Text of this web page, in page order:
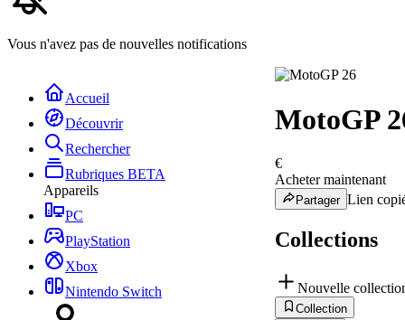
Vous n'avez pas de nouvelles notifications
Accueil
Découvrir
Rechercher
Rubriques BETA
Appareils
PC
PlayStation
Xbox
Nintendo Switch
MotoGP
€
Acheter maintenant
Partager Lien
Collections
Nouvelle
Collection